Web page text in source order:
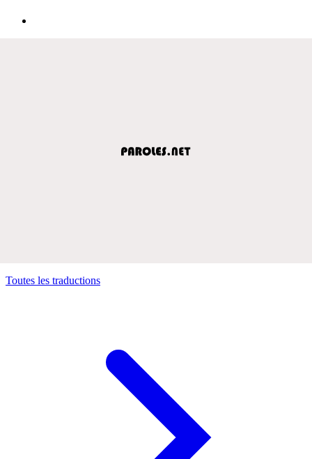
Toutes les traductions